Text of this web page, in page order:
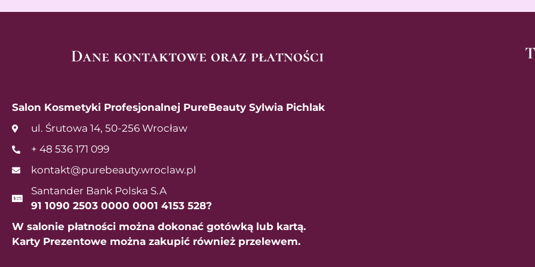
Dane kontaktowe oraz płatności
Salon Kosmetyki Profesjonalnej PureBeauty Sylwia Pichlak
ul. Śrutowa 14, 50-256 Wrocław
+ 48 536 171 099
kontakt@purebeauty.wroclaw.pl
Santander Bank Polska S.A
91 1090 2503 0000 0001 4153 528?
W salonie płatności można dokonać gotówką lub kartą.
Karty Prezentowe można zakupić również przelewem.